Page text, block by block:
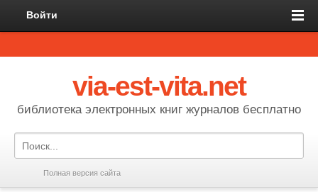
Войти
via-est-vita.net
библиотека электронных книг журналов бесплатно
Полная версия сайта